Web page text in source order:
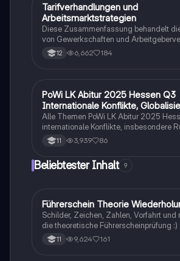
Wirtschaft und Recht
Tarifverhandlungen und
Arbeitsmarktstrategien
Diese Zusammenfassung behandelt
von Gewerkschaften und
Tarifverhandlungen sowie die
Arbeitsmarkt. Wichtige Themen sind
Arbeitgeberverbänden. Ideal für das
Vertiefung der Kenntnisse in
Tarifpolitik.
12 6,662 184
Wirtschaft und Recht
PoWi LK Abitur 2025 Hessen Q3
Internationale Konflikte,
Weltumweltpolitik
Alle Themen PoWi LK Abitur 2025
internationale Konflikte, insbesondere
Ukraine, Konflikt und Deutsche Außen-
Sicherheitspolitik. Globalisierung Vor-
11 3,939 86
Beliebtester Inhalt 9
Lerntipps
Führerschein Theorie
Schilder, Zeichen, Zahlen, Vorfahrt und
die theoretische Führerscheinprüfung :)
11 9,624 161